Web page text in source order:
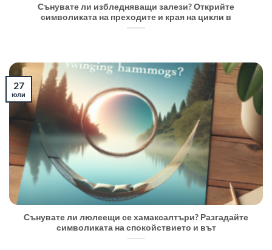
Сънувате ли избледняващи залези? Открийте
символиката на преходите и края на цикли в
Сънувате ли люлеещи се хамаксалтъри? Разгадайте
символиката на спокойствието и вът
27
юли